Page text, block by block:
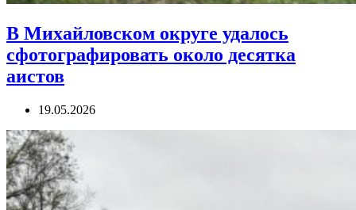
В Михайловском округе удалось
сфотографировать около десятка
аистов
19.05.2026